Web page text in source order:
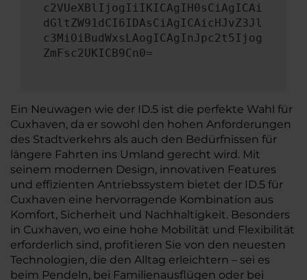
c2VUeXBlIjogIiIKICAgIH0sCiAgICAi
dGltZW91dCI6IDAsCiAgICAicHJvZ3Jl
c3MiOiBudWxsLAogICAgInJpc2t5Ijog
ZmFsc2UKICB9Cn0=
Ein Neuwagen wie der ID.5 ist die perfekte Wahl für
Cuxhaven, da er sowohl den hohen Anforderungen
des Stadtverkehrs als auch den Bedürfnissen für
längere Fahrten ins Umland gerecht wird. Mit
seinem modernen Design, innovativen Features
und effizienten Antriebssystem bietet der ID.5 für
Cuxhaven eine hervorragende Kombination aus
Komfort, Sicherheit und Nachhaltigkeit. Besonders
in Cuxhaven, wo eine hohe Mobilität und Flexibilität
erforderlich sind, profitieren Sie von den neuesten
Technologien, die den Alltag erleichtern – sei es
beim Pendeln, bei Familienausflügen oder bei